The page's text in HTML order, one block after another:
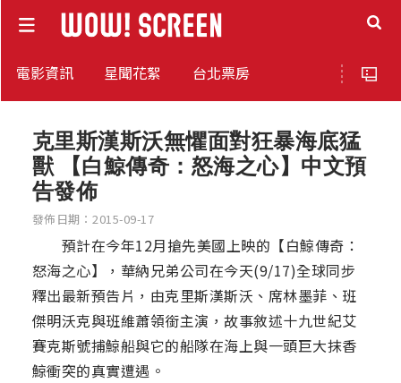
電影資訊 星聞花絮 台北票房
克里斯漢斯沃無懼面對狂暴海底猛
獸 【白鯨傳奇：怒海之心】中文預
告發佈
發佈日期：2015-09-17
預計在今年12月搶先美國上映的【白鯨傳奇：
怒海之心】，華納兄弟公司在今天(9/17)全球同步
釋出最新預告片，由克里斯漢斯沃、席林墨菲、班
傑明沃克與班維蕭領銜主演，故事敘述十九世紀艾
賽克斯號捕鯨船與它的船隊在海上與一頭巨大抹香
鯨衝突的真實遭遇。